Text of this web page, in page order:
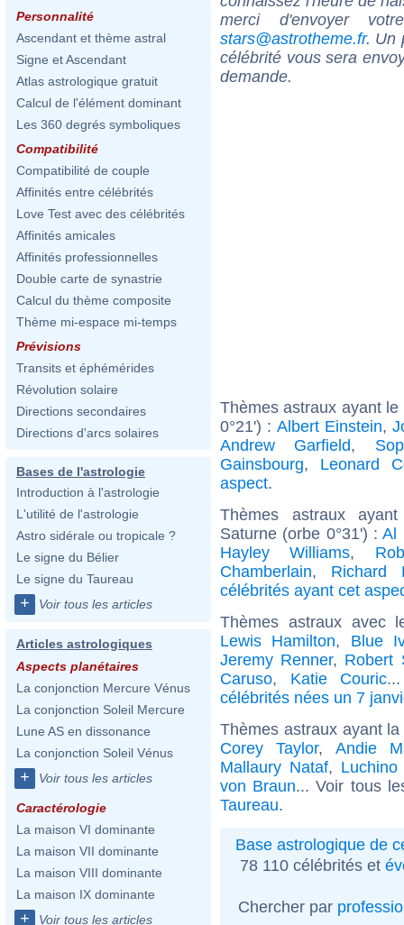
Personnalité
Ascendant et thème astral
Signe et Ascendant
Atlas astrologique gratuit
Calcul de l'élément dominant
Les 360 degrés symboliques
Compatibilité
Compatibilité de couple
Affinités entre célébrités
Love Test avec des célébrités
Affinités amicales
Affinités professionnelles
Double carte de synastrie
Calcul du thème composite
Thème mi-espace mi-temps
Prévisions
Transits et éphémérides
Révolution solaire
Directions secondaires
Directions d'arcs solaires
Bases de l'astrologie
Introduction à l'astrologie
L'utilité de l'astrologie
Astro sidérale ou tropicale ?
Le signe du Bélier
Le signe du Taureau
+ Voir tous les articles
Articles astrologiques
Aspects planétaires
La conjonction Mercure Vénus
La conjonction Soleil Mercure
Lune AS en dissonance
La conjonction Soleil Vénus
+ Voir tous les articles
Caractérologie
La maison VI dominante
La maison VII dominante
La maison VIII dominante
La maison IX dominante
+ Voir tous les articles
merci d'envoyer
stars@astrotheme.fr. Un
célébrité vous sera
demande.
Thèmes astraux ayant
0°21') : Albert Einstein,
Andrew Garfield,
Gainsbourg, Leonard
aspect.
Thèmes astraux
Saturne (orbe 0°31') :Al
Hayley Williams,
Chamberlain, Richard
célébrités ayant cet
Thèmes astraux avec
Lewis Hamilton, Blue
Jeremy Renner, Robert
Caruso, Katie Couric
célébrités nées un 7
Thèmes astraux ayant
Corey Taylor, Andie
Mallaury Nataf,
von Braun... Voir tous
Taureau.
Base astrologique de
78 110 célébrités et
Chercher par